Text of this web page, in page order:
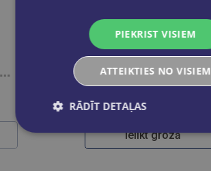
Skiču bloks A5,50lpp melnas lapas uz spirāles. Skiču bloks A5,50lpp krafta uz spirāles.
Ielikt grozā
PIEKRIST VISIEM
ATTEIKTIES NO VISIEM
RĀDĪT DETAĻAS